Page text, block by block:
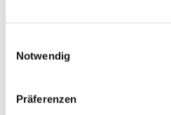
Notwendig
Präferenzen